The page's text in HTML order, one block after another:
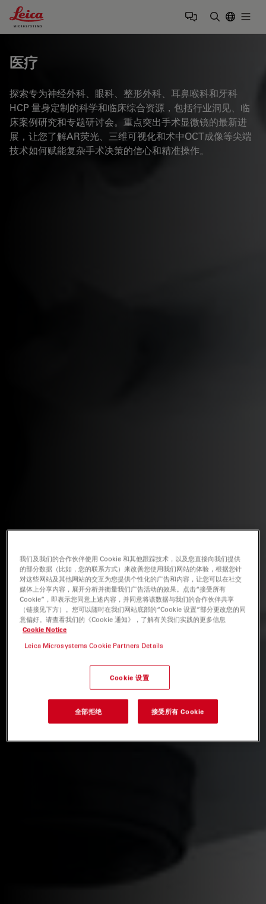
Leica Microsystems Logo
医疗
探索专为神经外科、眼科、整形外科、耳鼻喉科和牙科
HCP 量身定制的科学和临床综合资源，包括行业洞见、临
床案例研究和专题研讨会。重点突出手术显微镜的最新进
展，让您了解AR荧光、三维可视化和术中OCT成像等尖端
技术如何赋能复杂手术决策的信心和精准操作。
我们及我们的合作伙伴使用 Cookie 和其他跟踪技术，以及您直接向我们提供
的部分数据（比如，您的联系方式）来改善您使用我们网站的体验，根据您针
对这些网站及其他网站的交互为您提供个性化的广告和内容，让您可以在社交
媒体上分享内容，展开分析并衡量我们广告活动的效果。点击“接受所有
Cookie”，即表示您同意上述内容，并同意将该数据与我们的合作伙伴共享
（链接见下方）。您可以随时在我们网站底部的“Cookie 设置”部分更改您的同
意偏好。请查看我们的《Cookie 通知》，了解有关我们实践的更多信息
Cookie Notice
Leica Microsystems Cookie Partners Details
Cookie 设置
全部拒绝 接受所有 Cookie